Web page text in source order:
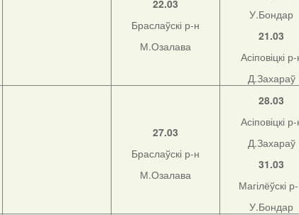
22.03
Браслаўскі р-н
М.Озалава
У.Бондар
21.03
Асіповіцкі
Д.Захараў
27.03
Браслаўскі р-н
М.Озалава
28.03
Асіповіцкі
Д.Захараў
31.03
Магілёўскі
У.Бондар